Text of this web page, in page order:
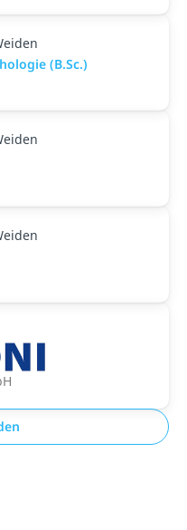
(B.Sc.)